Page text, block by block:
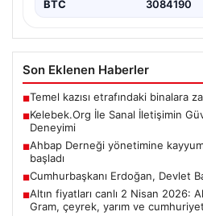
BTC 3084190
Son Eklenen Haberler
■Temel kazısı etrafındaki binalara
■Kelebek.Org İle Sanal İletişimin
Deneyimi
■Ahbap Derneği yönetimine
başladı
■Cumhurbaşkanı Erdoğan, Devlet
■Altın fiyatları canlı 2 Nisan 2026:
Gram, çeyrek, yarım ve cumhuriyet